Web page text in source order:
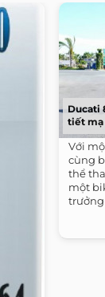
Ducati
tiết mạ
Với
cùng
thể
một
trưởng